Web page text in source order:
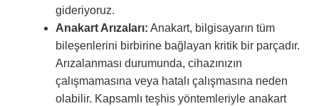
gideriyoruz.
Anakart Arızaları: Anakart, bilgisayarın tüm
bileşenlerini birbirine bağlayan kritik bir parçadır.
Arızalanması durumunda, cihazınızın
çalışmamasına veya hatalı çalışmasına neden
olabilir. Kapsamlı teşhis yöntemleriyle anakart